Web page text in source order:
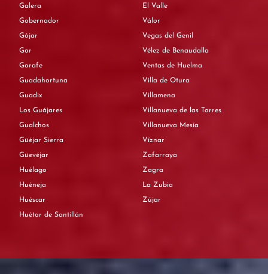
Galera
Gobernador
Gójar
Gor
Gorafe
Guadahortuna
Guadix
Los Guájares
Gualchos
Güéjar Sierra
Güevéjar
Huélago
Huéneja
Huéscar
Huétor de Santillán
El Valle
Válor
Vegas del Genil
Vélez de Benaudalla
Ventas de Huelma
Villa de Otura
Villamena
Villanueva de las Torres
Villanueva Mesía
Víznar
Zafarraya
Zagra
La Zubia
Zújar